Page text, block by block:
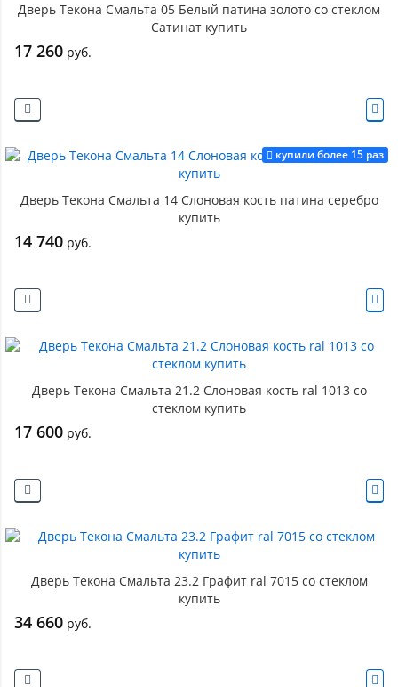
Дверь Текона Смальта 05 Белый патина золото со стеклом
Сатинат купить
17 260 руб.
купили более 15 раз
Дверь Текона Смальта 14 Слоновая кость патина серебро
купить
14 740 руб.
Дверь Текона Смальта 21.2 Слоновая кость ral 1013 со
стеклом купить
17 600 руб.
Дверь Текона Смальта 23.2 Графит ral 7015 со стеклом
купить
34 660 руб.